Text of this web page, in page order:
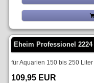
Eheim Professionel 2224
für Aquarien 150 bis 250 Liter
109,95 EUR